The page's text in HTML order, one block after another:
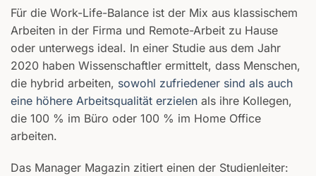
Für die Work-Life-Balance ist der Mix aus klassischem
Arbeiten in der Firma und Remote-Arbeit zu Hause
oder unterwegs ideal. In einer Studie aus dem Jahr
2020 haben Wissenschaftler ermittelt, dass Menschen,
die hybrid arbeiten, sowohl zufriedener sind als auch
eine höhere Arbeitsqualität erzielen als ihre Kollegen,
die 100 % im Büro oder 100 % im Home Office
arbeiten.
Das Manager Magazin zitiert einen der Studienleiter: